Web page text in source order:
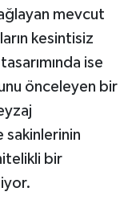
mevcut
kesintisiz
ise
önceleyen bir
sakinlerinin
bir